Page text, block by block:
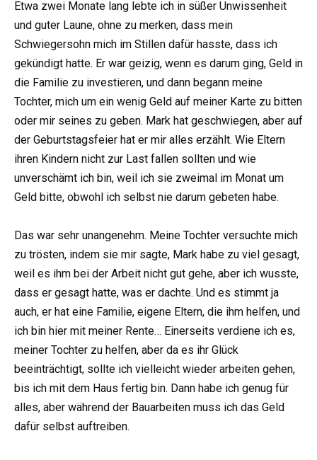
Etwa zwei Monate lang lebte ich in süßer Unwissenheit
und guter Laune, ohne zu merken, dass mein
Schwiegersohn mich im Stillen dafür hasste, dass ich
gekündigt hatte. Er war geizig, wenn es darum ging, Geld in
die Familie zu investieren, und dann begann meine
Tochter, mich um ein wenig Geld auf meiner Karte zu bitten
oder mir seines zu geben. Mark hat geschwiegen, aber auf
der Geburtstagsfeier hat er mir alles erzählt. Wie Eltern
ihren Kindern nicht zur Last fallen sollten und wie
unverschämt ich bin, weil ich sie zweimal im Monat um
Geld bitte, obwohl ich selbst nie darum gebeten habe.
Das war sehr unangenehm. Meine Tochter versuchte mich
zu trösten, indem sie mir sagte, Mark habe zu viel gesagt,
weil es ihm bei der Arbeit nicht gut gehe, aber ich wusste,
dass er gesagt hatte, was er dachte. Und es stimmt ja
auch, er hat eine Familie, eigene Eltern, die ihm helfen, und
ich bin hier mit meiner Rente… Einerseits verdiene ich es,
meiner Tochter zu helfen, aber da es ihr Glück
beeinträchtigt, sollte ich vielleicht wieder arbeiten gehen,
bis ich mit dem Haus fertig bin. Dann habe ich genug für
alles, aber während der Bauarbeiten muss ich das Geld
dafür selbst auftreiben.